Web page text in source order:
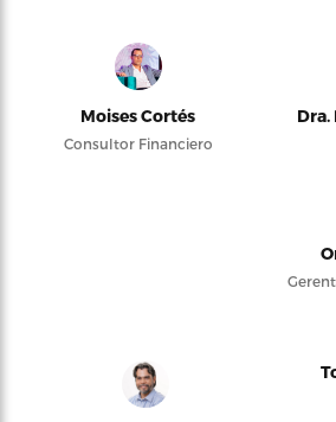
Moises Cortés
Consultor Financiero
Dra.